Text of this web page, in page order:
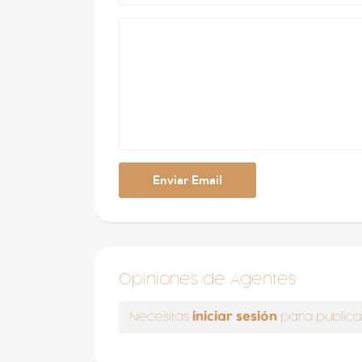
Opiniones de Agentes
Necesitas iniciar sesión para